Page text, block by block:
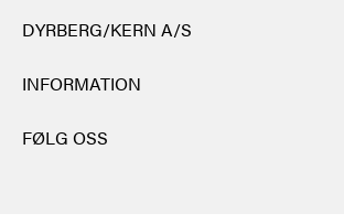
DYRBERG/KERN A/S
DYRBERG/KERNs produkter er håndlagde og
ulike prosesser: fra støping, polering og
halvedelsteiner og krystaller. Til slutt settes de
INFORMATION
FØLG OSS